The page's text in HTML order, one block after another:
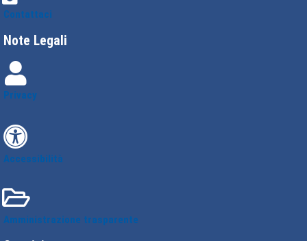
Contattaci
Note Legali
Privacy
Accessibilità
Amministrazione trasparente